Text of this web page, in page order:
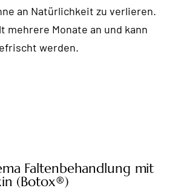
an Natürlichkeit zu verlieren.
mehrere Monate an und kann
werden.
Faltenbehandlung mit
(Botox®)